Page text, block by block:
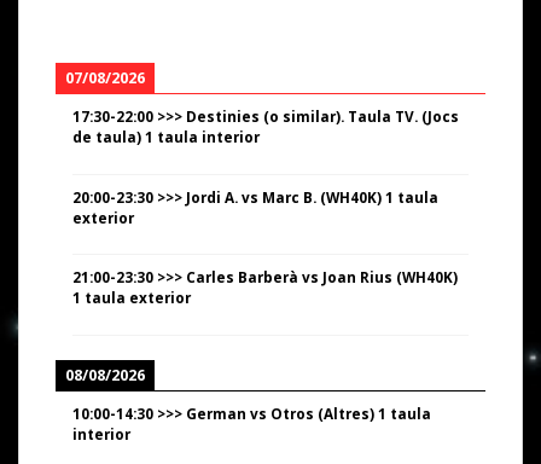
07/08/2026
17:30-22:00 >>> Destinies (o similar). Taula TV. (Jocs
de taula) 1 taula interior
20:00-23:30 >>> Jordi A. vs Marc B. (WH40K) 1 taula
exterior
21:00-23:30 >>> Carles Barberà vs Joan Rius (WH40K)
1 taula exterior
08/08/2026
10:00-14:30 >>> German vs Otros (Altres) 1 taula
interior